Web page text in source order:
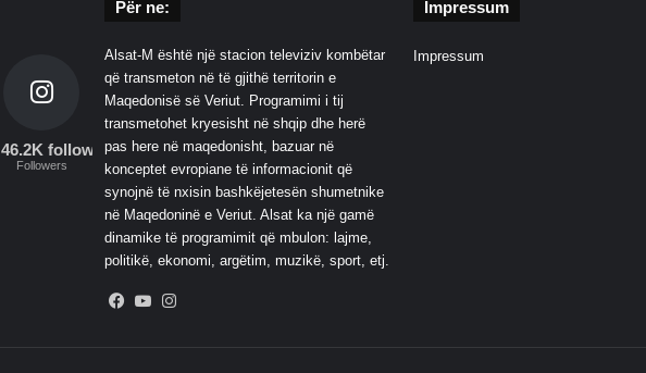
46.2K followers
Followers
Për ne:
Alsat-M është një stacion televiziv kombëtar
që transmeton në të gjithë territorin e
Maqedonisë së Veriut. Programimi i tij
transmetohet kryesisht në shqip dhe herë
pas here në maqedonisht, bazuar në
konceptet evropiane të informacionit që
synojnë të nxisin bashkëjetesën shumetnike
në Maqedoninë e Veriut. Alsat ka një gamë
dinamike të programimit që mbulon: lajme,
politikë, ekonomi, argëtim, muzikë, sport, etj.
Facebook
YouTube
Impressum
Impressum